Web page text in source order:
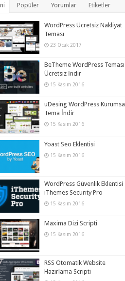
Popüler Yorumlar Etiketler
WordPress Ücretsiz Nakliyat
Teması
23 Ocak 2017
BeTheme WordPress Teması
Ücretsiz İndir
15 Kasım 2016
uDesing WordPress Kurumsal
Tema İndir
15 Kasım 2016
Yoast Seo Eklentisi
15 Kasım 2016
WordPress Güvenlik Eklentisi
iThemes Security Pro
15 Kasım 2016
Maxima Dizi Scripti
15 Kasım 2016
RSS Otomatik Website
Hazırlama Scripti